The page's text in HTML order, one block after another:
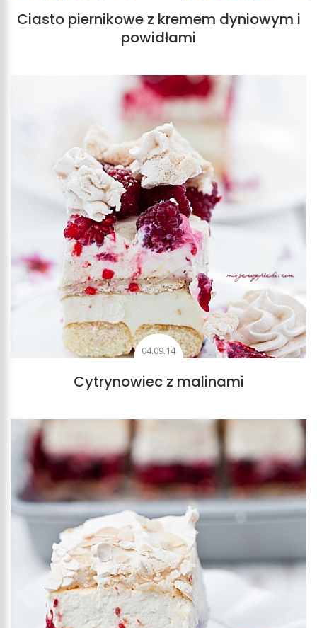
Ciasto piernikowe z kremem dyniowym i
powidłami
04.09.14
Cytrynowiec z malinami